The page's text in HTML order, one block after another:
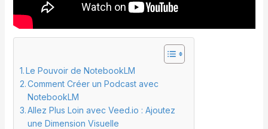
Le Pouvoir de NotebookLM
Comment Créer un Podcast avec
NotebookLM
Allez Plus Loin avec Veed.io : Ajoutez
une Dimension Visuelle